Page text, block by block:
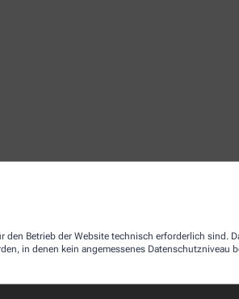
den Betrieb der Website technisch erforderlich sind.
in denen kein angemessenes